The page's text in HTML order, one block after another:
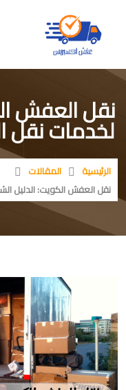
نقل العفش
لخدمات نقل
الرئيسية
المقالات
نقل العفش الكويت: الدليل